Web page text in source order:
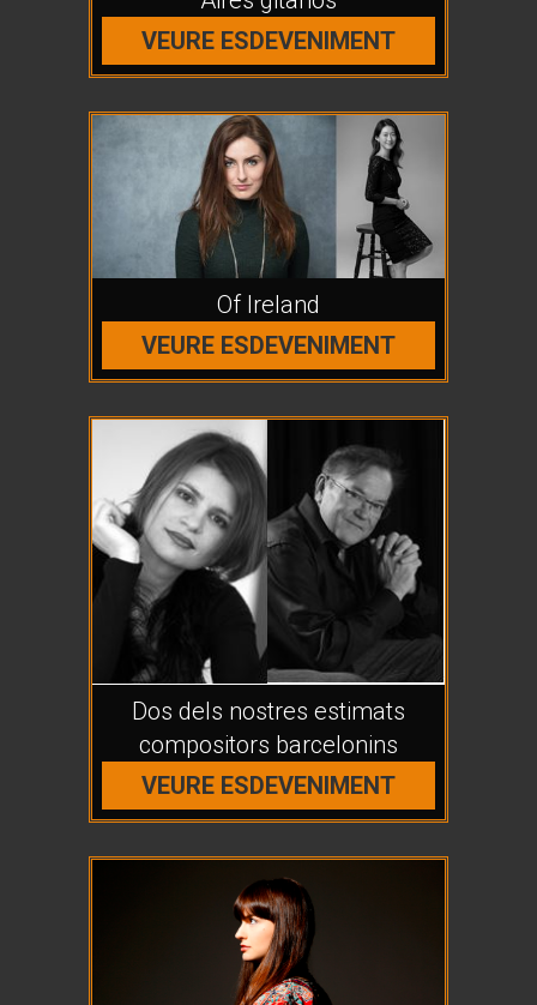
VEURE ESDEVENIMENT
Of Ireland
VEURE ESDEVENIMENT
Dos dels nostres estimats
compositors barcelonins
VEURE ESDEVENIMENT